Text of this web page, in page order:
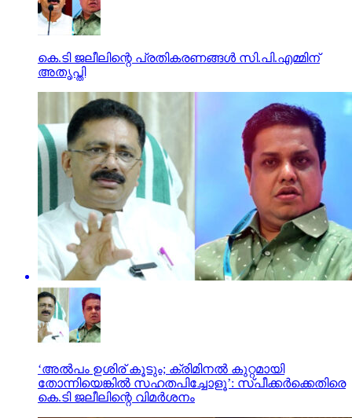
കെ.ടി ജലീലിന്റെ പ്രതികരണങ്ങള്‍ സി.പി.എമ്മിന്
അതൃപ്തി
‘അല്‍പം ഉശിര് കൂടും; ക്രിമിനല്‍ കുറ്റമായി
തോന്നിയെങ്കില്‍ സഹതപിച്ചോളൂ’: സ്പീക്കര്‍ക്കെതിരെ
കെ.ടി ജലീലിന്റെ വിമര്‍ശനം